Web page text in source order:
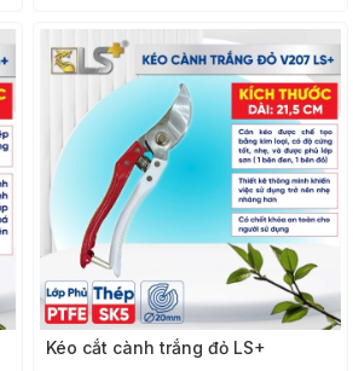
Kéo cắt cành trắng đỏ LS+